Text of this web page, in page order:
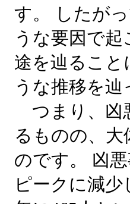
す。 したが
うな要因で
途を辿るこ
うな推移を辿
つまり、凶
るものの、
のです。 凶
ピークに減少